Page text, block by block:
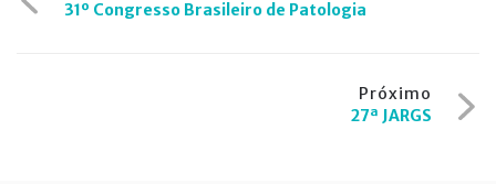
de31º Congresso Brasileiro de Patologia
Próximo
27ª JARGS